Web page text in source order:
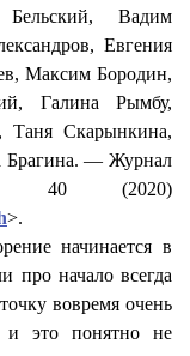
Вадим
Евгения
Максим Бородин,
ГалинаРымбу,
Таня Скарынкина,
Брагина. — Журнал
40 (2020)
>.
начинается в
про начало всегда
вовремя очень
и это понятно не